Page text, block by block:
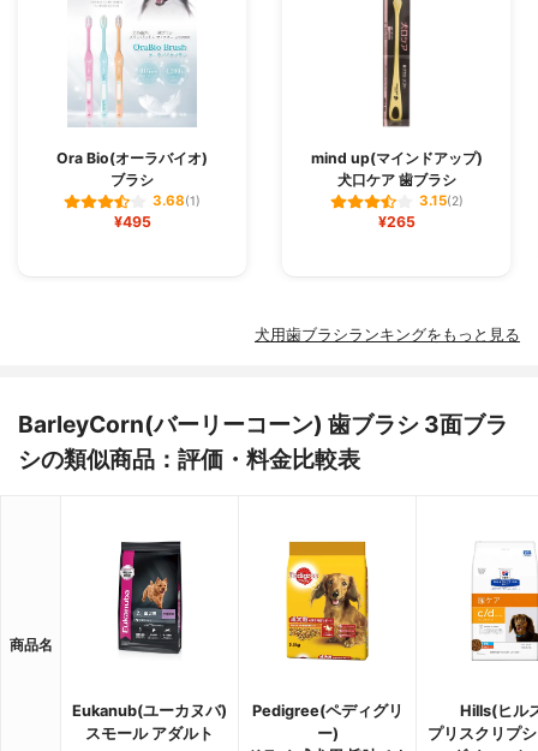
Ora Bio(オーラバイオ)
ブラシ
3.68(1)
¥495
mind up(マインドアップ)
犬口ケア 歯ブラシ
3.15(2)
¥265
犬用歯ブラシランキングをもっと見る
BarleyCorn(バーリーコーン) 歯ブラシ 3面ブラ
シの類似商品：評価・料金比較表
商品名
Eukanub(ユーカヌバ)
スモール アダルト
Pedigree(ペディグリ
ー)
Hills(ヒル
プリスクリプ